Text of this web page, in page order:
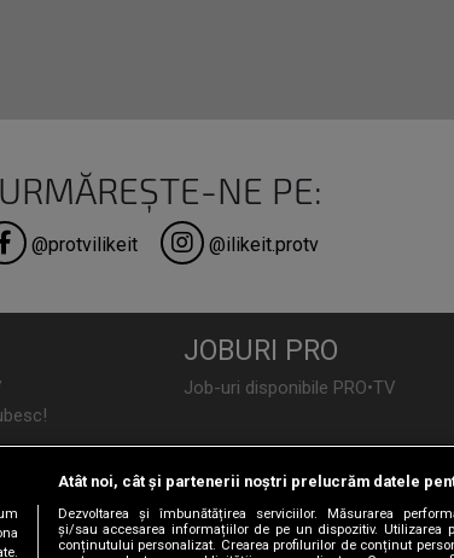
URMĂREȘTE-NE PE:
@protvilikeit @ilikeit.protv
JOBURI PRO
Job-uri disponibile PRO•TV
LIFESTYLE
Doctor de Bine
Acasă
Atât noi, cât și partenerii noștri prelucrăm datele
Dezvoltarea și îmbunătățirea serviciilor. Măsurarea
și/sau accesarea informațiilor de pe un dispozitiv. Utilizarea
conținutului personalizat. Crearea profilurilor de conținut